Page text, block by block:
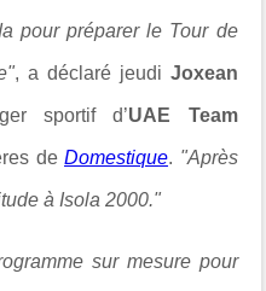
pour préparer le Tour de
, a déclaré jeudi Joxean
sportif d’UAE Team
deDomestique. "Après
à Isola 2000."
sur mesure pour